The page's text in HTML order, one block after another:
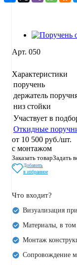
Арт. 050
Характеристики
поручень
держатель
низ стойки
Участвует в
Откидные
от 10 500 руб./шт.
с монтажом
Заказать товарЗадать
Добавить
в избранное
Что входит?
Визуализация
Материалы, в том
Монтаж
Сопровождение